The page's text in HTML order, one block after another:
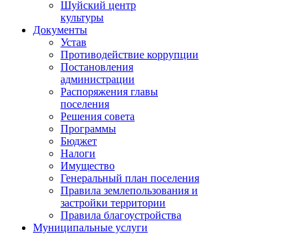
Шуйский центр
культуры
Документы
Устав
Противодействие коррупции
Постановления
администрации
Распоряжения главы
поселения
Решения совета
Программы
Бюджет
Налоги
Имущество
Генеральный план поселения
Правила землепользования и
застройки территории
Правила благоустройства
Муниципальные услуги